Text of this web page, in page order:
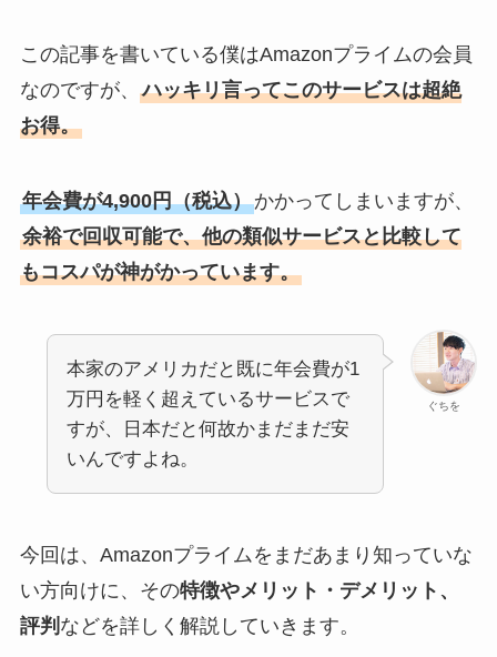
この記事を書いている僕はAmazonプライムの会員
なのですが、 ハッキリ言ってこのサービスは超絶
お得。
年会費が4,900円（税込）かかってしまいますが、
余裕で回収可能で、他の類似サービスと比較して
もコスパが神がかっています。
ぐちを
本家のアメリカだと既に年会費が1
万円を軽く超えているサービスで
すが、日本だと何故かまだまだ安
いんですよね。
今回は、Amazonプライムをまだあまり知っていな
い方向けに、その特徴やメリット・デメリット、
評判 などを詳しく解説していきます。